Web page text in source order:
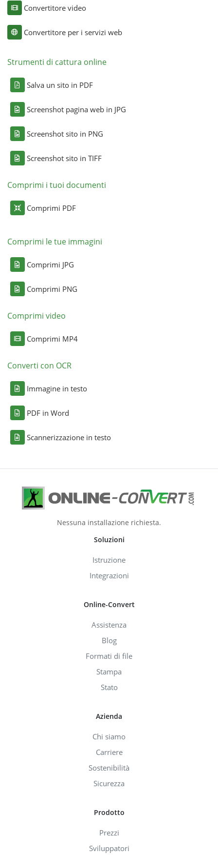
Convertitore video
Convertitore per i servizi web
Strumenti di cattura online
Salva un sito in PDF
Screenshot pagina web in JPG
Screenshot sito in PNG
Screenshot sito in TIFF
Comprimi i tuoi documenti
Comprimi PDF
Comprimi le tue immagini
Comprimi JPG
Comprimi PNG
Comprimi video
Comprimi MP4
Converti con OCR
Immagine in testo
PDF in Word
Scannerizzazione in testo
Nessuna installazione richiesta.
Soluzioni
Istruzione
Integrazioni
Online-Convert
Assistenza
Blog
Formati di file
Stampa
Stato
Azienda
Chi siamo
Carriere
Sostenibilità
Sicurezza
Prodotto
Prezzi
Sviluppatori